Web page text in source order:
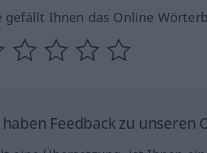
gefällt Ihnen das Online
haben Feedback zu unseren